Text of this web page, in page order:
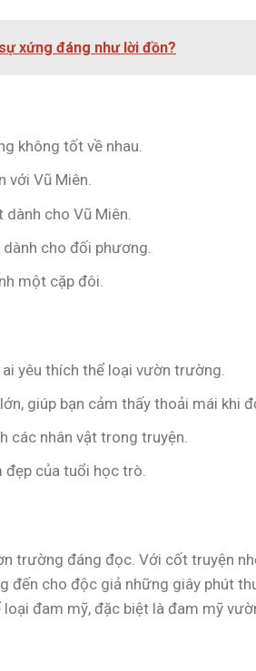
xứng đáng như lời đồn?
không tốt về nhau.
với Vũ Miên.
cho Vũ Miên.
cho đối phương.
một cặp đôi.
yêu thích thể loại vườn trường.
giúp bạn cảm thấy thoải mái khi
các nhân vật trong truyện.
đẹp của tuổi học trò.
trường đáng đọc. Với cốt truyện
đến cho độc giả những giây phút
đam mỹ, đặc biệt là đam mỹ